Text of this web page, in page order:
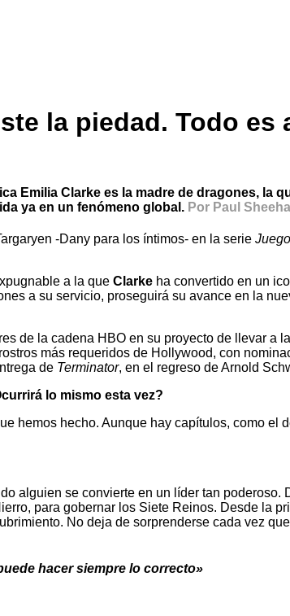
la piedad. Todo es
Emilia Clarke es la madre de dragones, la
ya en un fenómeno global. Por Paul
-Dany para los íntimos- en la serie
a la que Clarke ha convertido en un
a su servicio, proseguirá su avance en la
de la cadena HBO en su proyecto de llevar a
más requeridos de Hollywood, con
de Terminator, en el regreso de Arnold
lo mismo esta vez?
hemos hecho. Aunque hay capítulos, como el
alguien se convierte en un líder tan poderoso.
para gobernar los Siete Reinos. Desde la
No deja de sorprenderse cada vez
hacer siempre lo correcto»